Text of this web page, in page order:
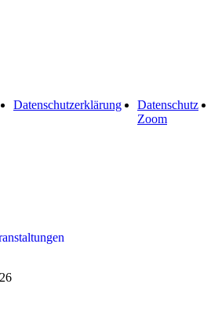
Datenschutzerklärung
Datenschutz
Zoom